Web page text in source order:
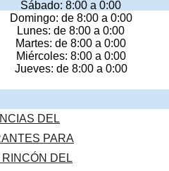
Sábado: 8:00 a 0:00
Domingo: de 8:00 a 0:00
Lunes: de 8:00 a 0:00
Martes: de 8:00 a 0:00
Miércoles: 8:00 a 0:00
Jueves: de 8:00 a 0:00
DEL
PARA
RINCÓN DEL